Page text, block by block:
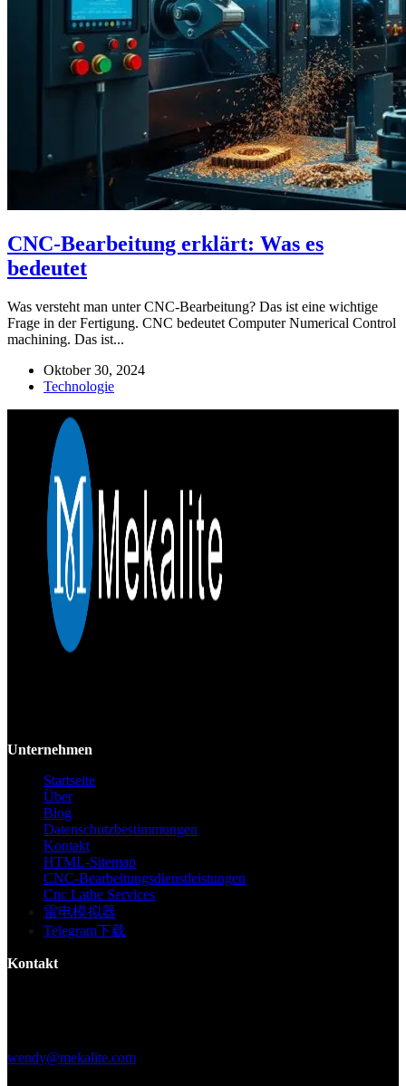
CNC-Bearbeitung erklärt: Was es
bedeutet
Was versteht man unter CNC-Bearbeitung? Das ist eine wichtige
Frage in der Fertigung. CNC bedeutet Computer Numerical Control
machining. Das ist...
Oktober 30, 2024
Technologie
Unternehmen
Startseite
Über
Blog
Datenschutzbestimmungen
Kontakt
HTML-Sitemap
CNC-Bearbeitungsdienstleistungen
Cnc Lathe Services
雷电模拟器
Telegram下载
Kontakt
wendy@mekalite.com